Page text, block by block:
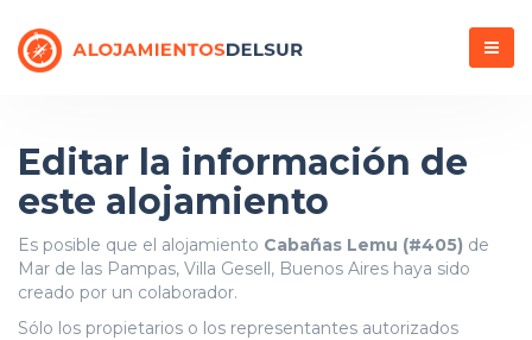
Menú
Editar la información de
este alojamiento
Es posible que el alojamiento Cabañas Lemu (#405) de
Mar de las Pampas, Villa Gesell, Buenos Aires haya sido
creado por un colaborador.
Sólo los propietarios o los representantes autorizados